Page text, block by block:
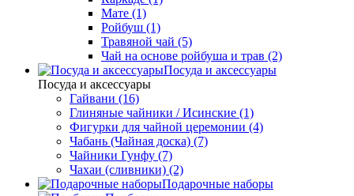
Мате (1)
Ройбуш (1)
Травяной чай (5)
Чай на основе ройбуша и трав (2)
Посуда и аксессуары
Посуда и аксессуары
Гайвани (16)
Глиняные чайники / Исинские (1)
Фигурки для чайной церемонии (4)
Чабань (Чайная доска) (7)
Чайники Гунфу (7)
Чахаи (сливники) (2)
Подарочные наборы